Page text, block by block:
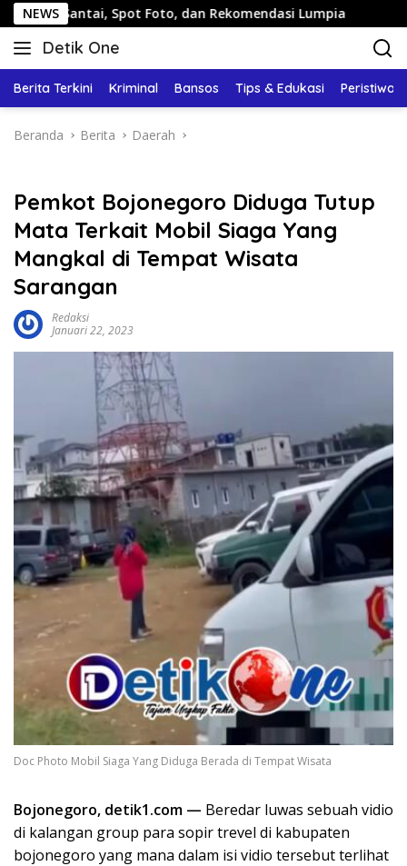
Langsung
ke
konten
NEWS
Spot Foto, dan Rekomendasi Lumpia Panduan
Detik One
Tajam
Fakta
Berita Terkini Kriminal Bansos Tips & Edukasi Peristiwa
Beranda Berita Daerah
Pemkot Bojonegoro Diduga Tutup
Mata Terkait Mobil Siaga Yang
Mangkal di Tempat Wisata
Sarangan
Redaksi
Januari 22, 2023
Doc Photo Mobil Siaga Yang Diduga Berada di Tempat Wisata
Bojonegoro, detik1.com — Beredar luwas sebuah vidio
di kalangan group para sopir trevel di kabupaten
bojonegoro yang mana dalam isi vidio tersebut terlihat